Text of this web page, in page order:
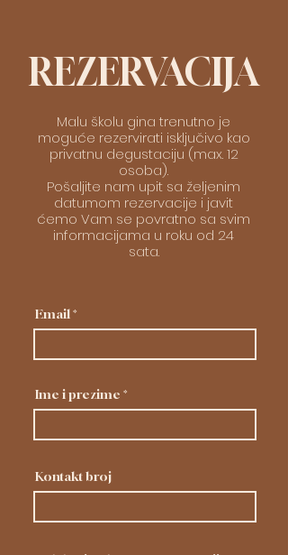
REZERVACIJA
Malu školu gina trenutno je
moguće rezervirati isključivo kao
privatnu degustaciju (max. 12
osoba).
Pošaljite nam upit sa željenim
datumom rezervacije i javit
ćemo Vam se povratno sa svim
informacijama u roku od 24
sata.
Email
Ime i prezime
Kontakt broj